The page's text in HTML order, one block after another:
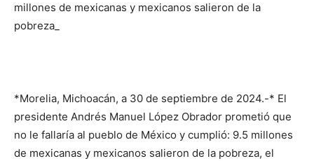
millones de mexicanas y mexicanos salieron de la
pobreza_
*Morelia, Michoacán, a 30 de septiembre de 2024.-* El
presidente Andrés Manuel López Obrador prometió que
no le fallaría al pueblo de México y cumplió: 9.5 millones
de mexicanas y mexicanos salieron de la pobreza, el